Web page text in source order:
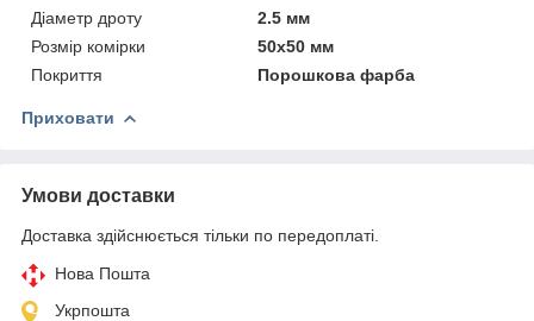
Діаметр дроту
2.5 мм
Розмір комірки
50х50 мм
Покриття
Порошкова фарба
Приховати
Умови доставки
Доставка здійснюється тільки по передоплаті.
Нова Пошта
Укрпошта